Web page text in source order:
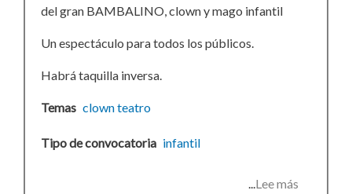
del gran BAMBALINO, clown y mago infantil
Un espectáculo para todos los públicos.
Habrá taquilla inversa.
Temas clownteatro
Tipo de convocatoria infantil
Lee más